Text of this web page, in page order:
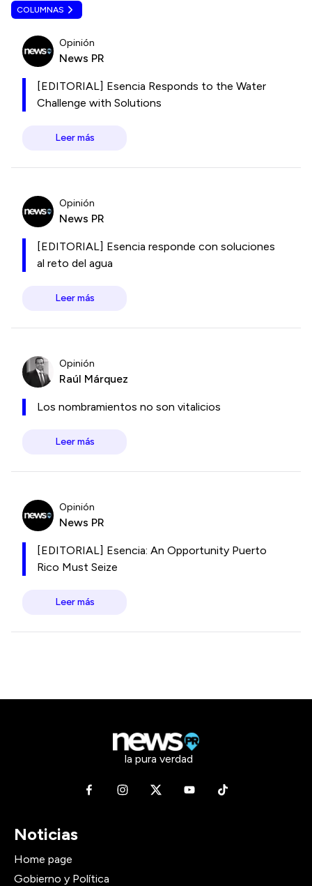
COLUMNAS
Opinión
News PR
[EDITORIAL] Esencia Responds to the Water
Challenge with Solutions
Leer más
Opinión
News PR
[EDITORIAL] Esencia responde con soluciones
al reto del agua
Leer más
Opinión
Raúl Márquez
Los nombramientos no son vitalicios
Leer más
Opinión
News PR
[EDITORIAL] Esencia: An Opportunity Puerto
Rico Must Seize
Leer más
la pura verdad
Noticias
Home page
Gobierno y Política